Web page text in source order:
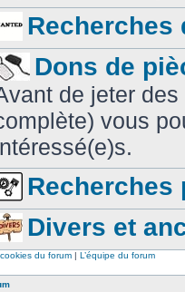
Recherches
Dons de
de jeter
vous
Recherches
Divers et
du forum | L’équipe du forum